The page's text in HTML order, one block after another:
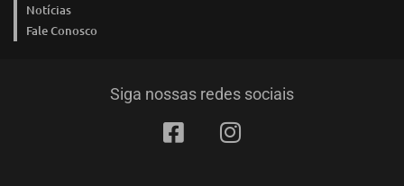
Notícias
Fale Conosco
Siga nossas redes sociais